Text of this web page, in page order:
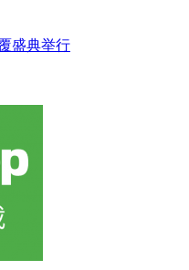
盛典举行